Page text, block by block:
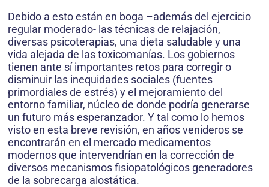
Debido a esto están en boga –además del ejercicio
regular moderado- las técnicas de relajación,
diversas psicoterapias, una dieta saludable y una
vida alejada de las toxicomanías. Los gobiernos
tienen ante sí importantes retos para corregir o
disminuir las inequidades sociales (fuentes
primordiales de estrés) y el mejoramiento del
entorno familiar, núcleo de donde podría generarse
un futuro más esperanzador. Y tal como lo hemos
visto en esta breve revisión, en años venideros se
encontrarán en el mercado medicamentos
modernos que intervendrían en la corrección de
diversos mecanismos fisiopatológicos generadores
de la sobrecarga alostática.